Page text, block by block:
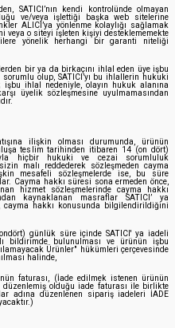
SATICI’nın kendi kontrolünde olmayan
ve/veya işlettiği başka web sitelerine
ALICI’ya yönlenme kolaylığı sağlamak
veya o siteyi işleten kişiyi desteklememekte
yönelik herhangi bir garanti niteliği
bir ya da birkaçını ihlal eden üye işbu
olup, SATICI’yı bu ihlallerin hukuki
işbu ihlal nedeniyle, olayın hukuk alanına
üyelik sözleşmesine uyulmamasından
ilişkin olması durumunda, ürünün
teslim tarihinden itibaren 14 (on dört)
hiçbir hukuki ve cezai sorumluluk
malı reddederek sözleşmeden cayma
mesafeli sözleşmelerde ise, bu süre
Cayma hakkı süresi sona ermeden önce,
hizmet sözleşmelerinde cayma hakkı
kaynaklanan masraflar SATICI’ ya
hakkı konusunda bilgilendirildiğini
günlük süre içinde SATICI' ya iadeli
bildirimde bulunulması ve ürünün işbu
Ürünler" hükümleri çerçevesinde
halinde,
faturası, (İade edilmek istenen ürünün
olduğu iade faturası ile birlikte
adına düzenlenen sipariş iadeleri İADE